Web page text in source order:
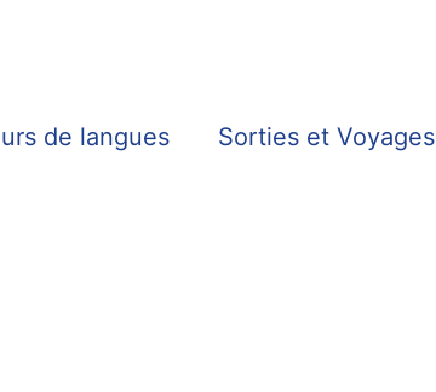
de langues Sorties et Voyages